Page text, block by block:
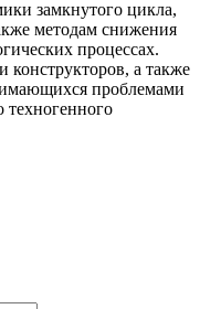
замкнутого цикла,
методам снижения
процессах.
конструкторов, а также
проблемами